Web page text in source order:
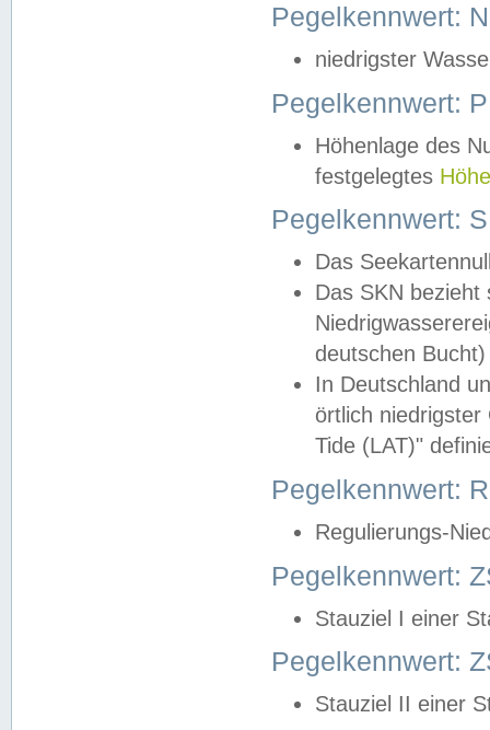
Pegelkennwert:
niedrigster
Pegelkennwert:
Höhenlage des
festgelegtes
Pegelkennwert:
Das
Das SKN
deutschen
In Deutschland
örtlich
Tide (LAT)"
Pegelkennwert:
Regulierungs-
Pegelkennwert:
Stauziel I einer
Pegelkennwert:
Stauziel II einer